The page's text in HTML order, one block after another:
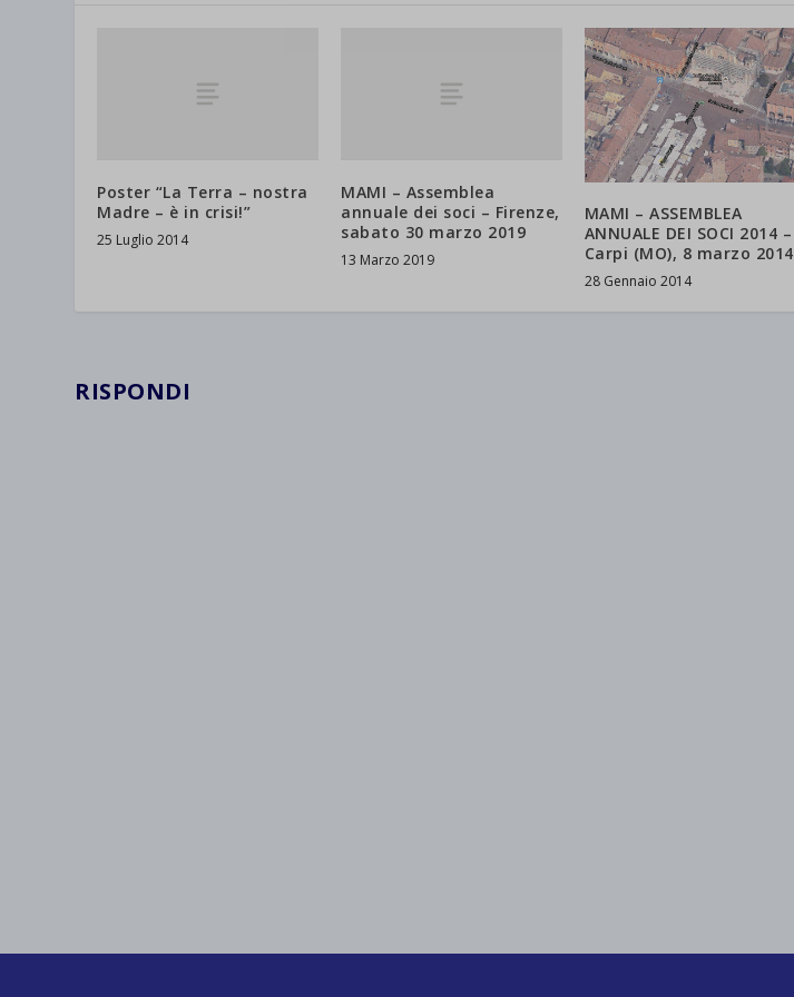
Poster “La Terra – nostra
Madre – è in crisi!”
25 Luglio 2014
MAMI – Assemblea
annuale dei soci – Firenze,
sabato 30 marzo 2019
13 Marzo 2019
MAMI – ASSEMBLEA
ANNUALE DEI SOCI 2014 –
Carpi (MO), 8 marzo 2014
28 Gennaio 2014
RISPONDI